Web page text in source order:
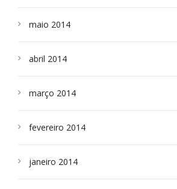
maio 2014
abril 2014
março 2014
fevereiro 2014
janeiro 2014